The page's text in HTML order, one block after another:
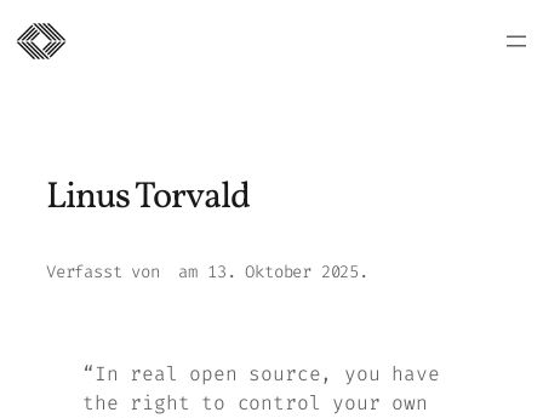
Linus Torvald
Verfasst von am 13. Oktober 2025 .
“In real open source, you have
the right to control your own